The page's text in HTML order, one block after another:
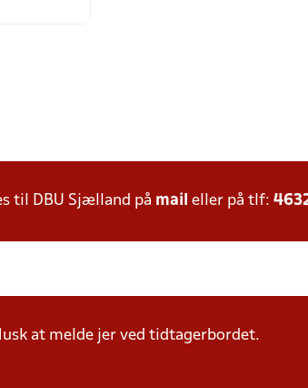
til DBU Sjælland på mail eller på tlf:
at melde jer ved tidtagerbordet.